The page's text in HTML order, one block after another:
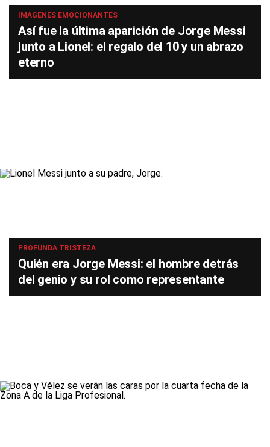
IMÁGENES EMOCIONANTES
Así fue la última aparición de Jorge Messi
junto a Lionel: el regalo del 10 y un abrazo
eterno
PROFUNDA TRISTEZA
Quién era Jorge Messi: el hombre detrás
del genio y su rol como representante